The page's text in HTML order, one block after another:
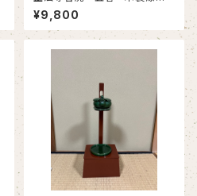
塗 紙箱 古物
¥9,800